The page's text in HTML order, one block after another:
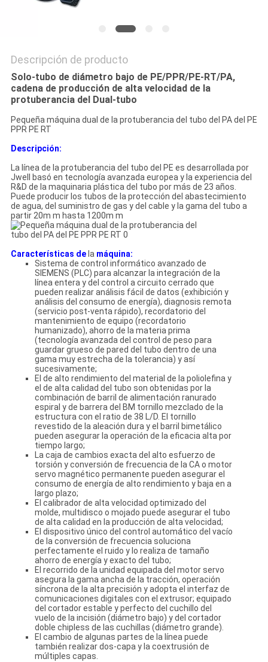
Descripción de producto
Solo-tubo de diámetro bajo de PE/PPR/PE-RT/PA,
cadena de producción de alta velocidad de la
protuberancia del Dual-tubo
Pequeña máquina dual de la protuberancia del tubo del PA del PE
PPR PE RT
Descripción:
La línea de la protuberancia del tubo del PE es desarrollada por
Jwell basó en tecnología avanzada europea y la experiencia del
R&D de la maquinaria plástica del tubo por más de 23 años.
Puede producir los tubos de la protección del abastecimiento
de agua, del suministro de gas y del cable y la gama del tubo a
partir 20m m hasta 1200m m
Características dela máquina:
Sistema de control informático avanzado de
SIEMENS (PLC) para alcanzar la integración de la
línea entera y del control a circuito cerrado que
pueden realizar análisis fácil de datos (exhibición y
análisis del consumo de energía), diagnosis remota
(servicio post-venta rápido), recordatorio del
mantenimiento de equipo (recordatorio
humanizado), ahorro de la materia prima
(tecnología avanzada del control de peso para
guardar grueso de pared del tubo dentro de una
gama muy estrecha de la tolerancia) y así
sucesivamente;
El de alto rendimiento del material de la poliolefina y
el de alta calidad del tubo son obtenidas por la
combinación de barril de alimentación ranurado
espiral y de barrera del BM tornillo mezclado de la
estructura con el ratio de 38 L/D. El tornillo
revestido de la aleación dura y el barril bimetálico
pueden asegurar la operación de la eficacia alta por
tiempo largo;
La caja de cambios exacta del alto esfuerzo de
torsión y conversión de frecuencia de la CA o motor
servo magnético permanente pueden asegurar el
consumo de energía de alto rendimiento y baja en a
largo plazo;
El calibrador de alta velocidad optimizado del
molde, multidisco o mojado puede asegurar el tubo
de alta calidad en la producción de alta velocidad;
El dispositivo único del control automático del vacío
de la conversión de frecuencia soluciona
perfectamente el ruido y lo realiza de tamaño
ahorro de energía y exacto del tubo;
El recorrido de la unidad equipada del motor servo
asegura la gama ancha de la tracción, operación
síncrona de la alta precisión y adopta el interfaz de
comunicaciones digitales con el extrusor; equipado
del cortador estable y perfecto del cuchillo del
vuelo de la incisión (diámetro bajo) y del cortador
doble chipless de las cuchillas (diámetro grande).
El cambio de algunas partes de la línea puede
también realizar dos-capa y la coextrusión de
múltiples capas.